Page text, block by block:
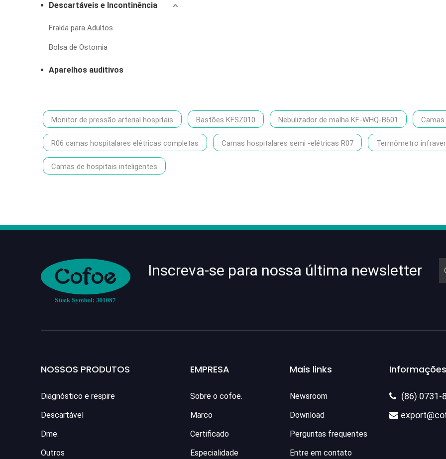
Descartáveis e Incontinência
Fralda para Adultos
Bolsa de Ostomia
Aparelhos auditivos
Monitor de pressão arterial hospitais Bastões KFSZ010 Nebulizador de malha KF-WHQ-B601
R06 camas hospitalares elétricas completas Camas hospitalares semi -elétricas R07 Termômetro
Camas de hospitais inteligentes
Inscreva-se para nossa última newsletter
NOSSOS PRODUTOS
Diagnóstico e respire
Descartável
Dme.
Outros
EMPRESA
Sobre o cofoe.
Marco
Certificado
Especialidade
Mais links
Newsroom
Download
Perguntas frequentes
Entre em contato
 (86) 0731-
